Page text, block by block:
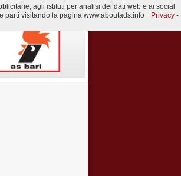
agli istituti per analisi dei dati web e ai social
parti visitando la pagina www.aboutads.info
Privacy -